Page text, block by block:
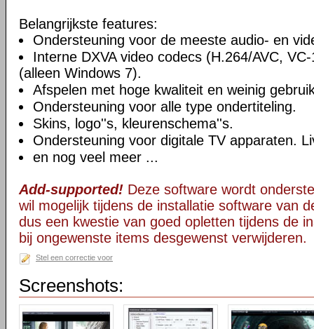
Belangrijkste features:
Ondersteuning voor de meeste audio- en
Interne DXVA video codecs (H.264/AVC,
(alleen Windows 7).
Afspelen met hoge kwaliteit en weinig
Ondersteuning voor alle type ondertiteling.
Skins, logo''s, kleurenschema''s.
Ondersteuning voor digitale TV apparaten.
en nog veel meer ...
Add-supported! Deze software wordt
wil mogelijk tijdens de installatie software van
dus een kwestie van goed opletten tijdens de
bij ongewenste items desgewenst verwijderen.
Stel een correctie voor
Screenshots: